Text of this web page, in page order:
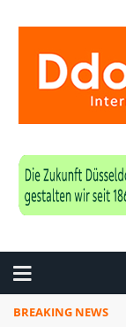
BREAKING NEWS